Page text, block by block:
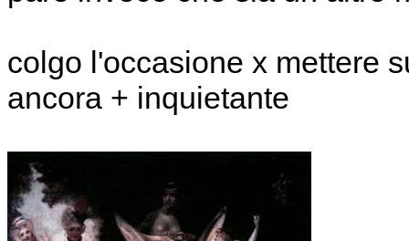
colgo l'occasione x mettere
ancora + inquietante